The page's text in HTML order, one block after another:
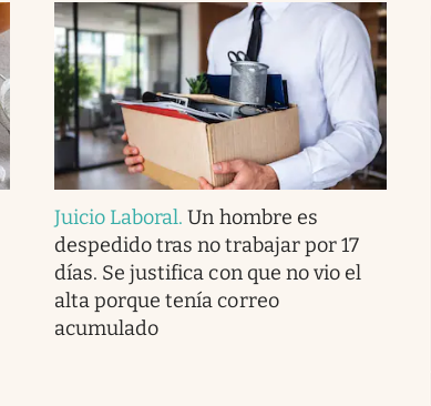
Juicio Laboral.Un hombre es
despedido tras no trabajar por 17
días. Se justifica con que no vio el
alta porque tenía correo
acumulado